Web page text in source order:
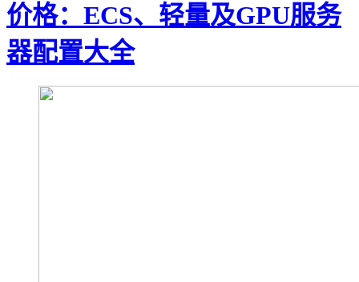
价格：ECS、轻量及GPU服务
器配置大全